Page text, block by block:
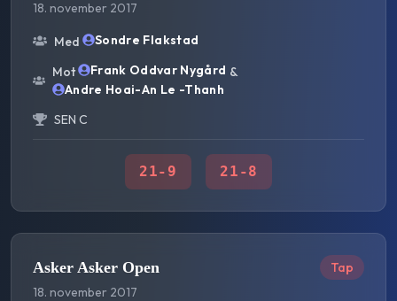
18. november 2017
Med
Sondre Flakstad
Mot
Frank Oddvar Nygård &
Andre Hoai-An Le -Thanh
SEN C
21- 9 21 -8
Asker Asker Open
18. november 2017
Tap